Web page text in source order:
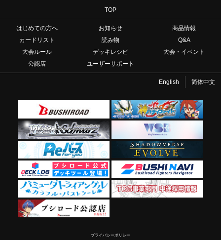
TOP
はじめての方へ お知らせ
商品情報
カードリスト
読み物
Q&A
大会ルール
デッキレシピ
大会・イベント
公認店
ユーザーサポート
English 简体中文
プライバシーポリシー